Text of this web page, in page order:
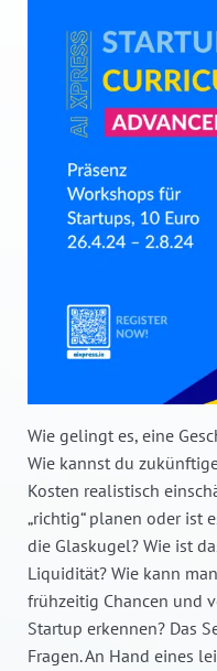
Wie gelingt es, eine
Wie kannst du
Kosten realistisch
„richtig“ planen oder ist
die Glaskugel? Wie ist
Liquidität? Wie kann
frühzeitig Chancen und
Startup erkennen? Das
Fragen. An Hand eines